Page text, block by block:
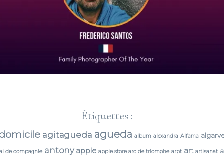
Étiquettes :
agitagueda agueda album alexandra Alfama
de compagnie antony apple apple store arc de triomphe arpt art artisanat